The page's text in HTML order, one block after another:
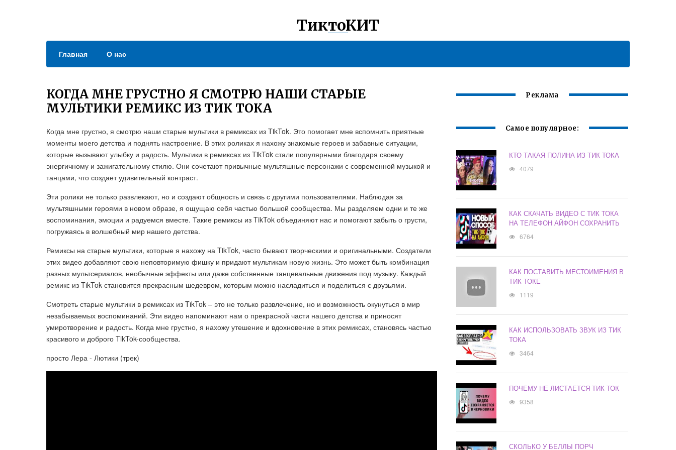
ТиктоКИТ
Главная О нас
КОГДА МНЕ ГРУСТНО Я СМОТРЮ НАШИ СТАРЫЕ
МУЛЬТИКИ РЕМИКС ИЗ ТИК ТОКА
Когда мне грустно, я смотрю наши старые мультики в ремиксах из TikTok. Это помогает мне вспомнить приятные
моменты моего детства и поднять настроение. В этих роликах я нахожу знакомые героев и забавные ситуации,
которые вызывают улыбку и радость. Мультики в ремиксах из TikTok стали популярными благодаря своему
энергичному и зажигательному стилю. Они сочетают привычные мультяшные персонажи с современной музыкой и
танцами, что создает удивительный контраст.
Эти ролики не только развлекают, но и создают общность и связь с другими пользователями. Наблюдая за
мультяшными героями в новом образе, я ощущаю себя частью большой сообщества. Мы разделяем одни и те же
воспоминания, эмоции и радуемся вместе. Такие ремиксы из TikTok объединяют нас и помогают забыть о грусти,
погружаясь в волшебный мир нашего детства.
Ремиксы на старые мультики, которые я нахожу на TikTok, часто бывают творческими и оригинальными. Создатели
этих видео добавляют свою неповторимую фишку и придают мультикам новую жизнь. Это может быть комбинация
разных мультсериалов, необычные эффекты или даже собственные танцевальные движения под музыку. Каждый
ремикс из TikTok становится прекрасным шедевром, которым можно насладиться и поделиться с друзьями.
Смотреть старые мультики в ремиксах из TikTok – это не только развлечение, но и возможность окунуться в мир
незабываемых воспоминаний. Эти видео напоминают нам о прекрасной части нашего детства и приносят
умиротворение и радость. Когда мне грустно, я нахожу утешение и вдохновение в этих ремиксах, становясь частью
красивого и доброго TikTok-сообщества.
просто Лера - Лютики (трек)
Реклама
Самое популярное:
КТО ТАКАЯ ПОЛИНА ИЗ ТИК ТОКА
4079
КАК СКАЧАТЬ ВИДЕО С ТИК ТОКА
НА ТЕЛЕФОН АЙФОН СОХРАНИТЬ
6764
КАК ПОСТАВИТЬ МЕСТОИМЕНИЯ В
ТИК ТОКЕ
1119
КАК ИСПОЛЬЗОВАТЬ ЗВУК ИЗ ТИК
ТОКА
3464
ПОЧЕМУ НЕ ЛИСТАЕТСЯ ТИК ТОК
9358
СКОЛЬКО У БЕЛЛЫ ПОРЧ